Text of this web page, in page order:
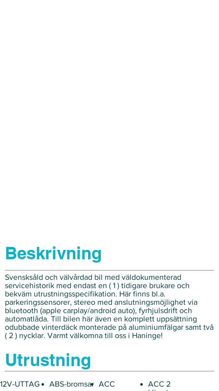
Beskrivning
Svensksåld och välvårdad bil med väldokumenterad
servicehistorik med endast en ( 1 ) tidigare brukare och
bekväm utrustningsspecifikation. Här finns bl.a.
parkeringssensorer, stereo med anslutningsmöjlighet via
bluetooth (apple carplay/android auto), fyrhjulsdrift och
automatlåda. Till bilen här även en komplett uppsättning
odubbade vinterdäck monterade på aluminiumfälgar samt två
( 2 ) nycklar. Varmt välkomna till oss i Haninge!
Utrustning
12V-UTTAG ABS-bromsar ACC
ACC 2